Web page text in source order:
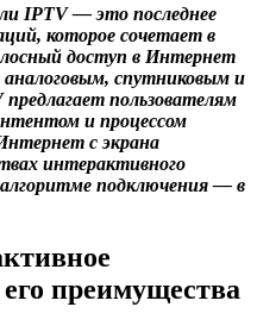
IPTV — это последнее
которое сочетает в
доступ в Интернет
спутниковым и
пользователям
и процессом
с экрана
интерактивного
подключения — в
преимущества